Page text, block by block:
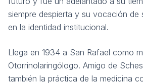
siempre despierta y su vocación de
en la identidad institucional.
Llega en 1934 a San Rafael como
Otorrinolaringólogo. Amigo de
también la práctica de la medicina